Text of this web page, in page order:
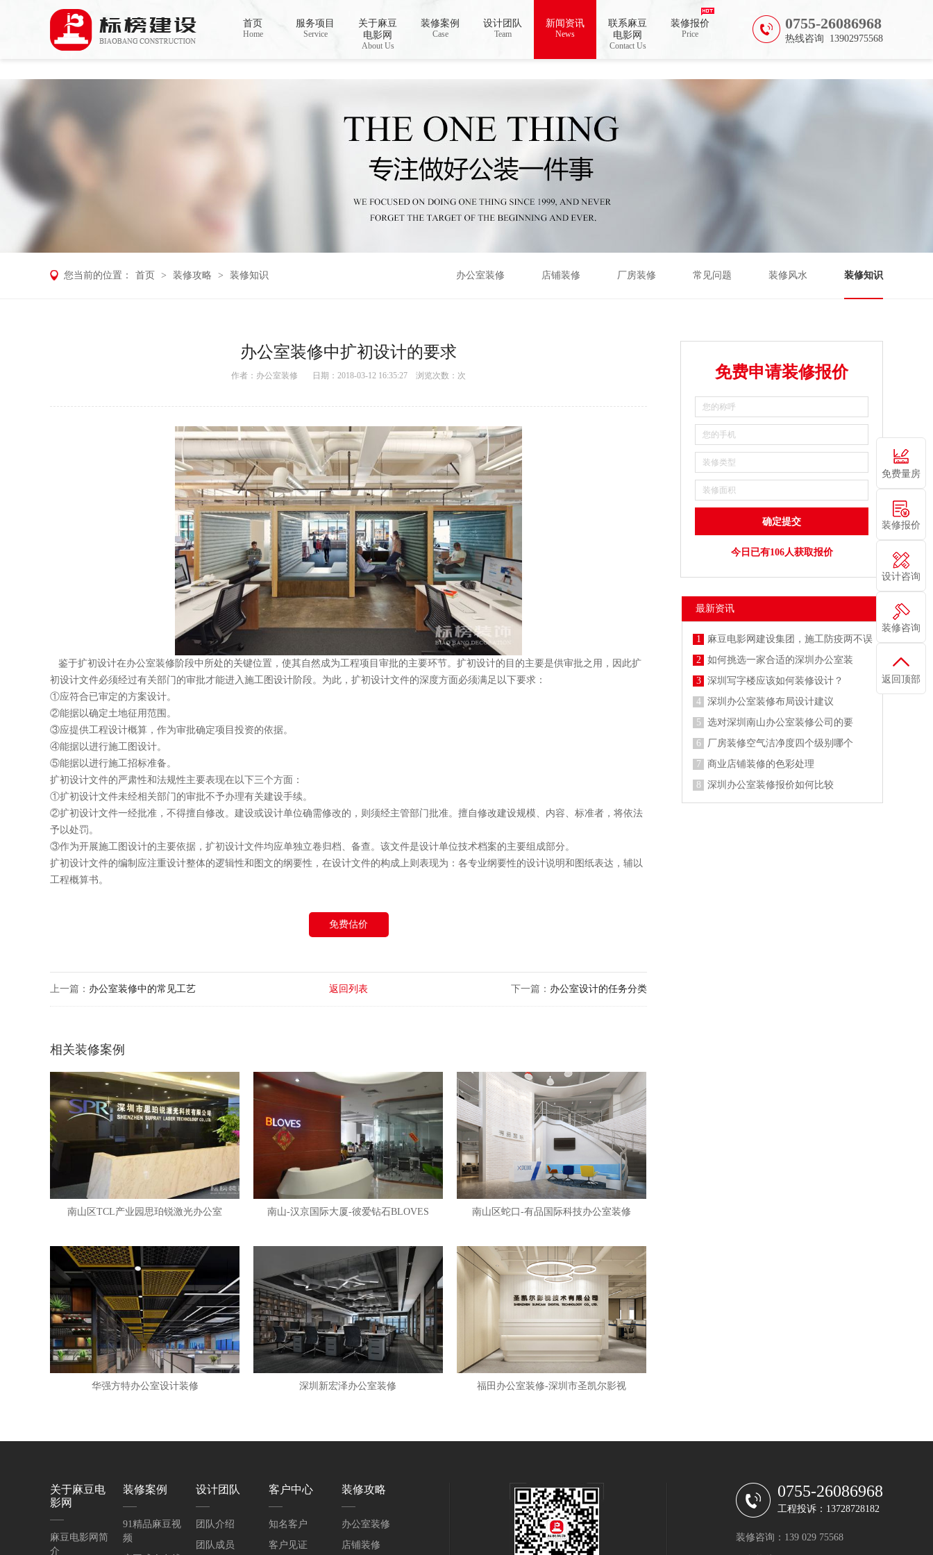
麻豆电影网,91精品麻豆视频,麻豆成人在线视频,国产AV无码乱码国产精品麻豆
0755-26086968
热线咨询 13902975568
首页
Home
服务项目
Service
关于麻豆
电影网
About Us
装修案例
Case
设计团队
Team
新闻资讯
News
联系麻豆
电影网
Contact Us
装修报价
Price
您当前的位置： 首页 > 装修攻略 > 装修知识 办公室装修 店铺装修 厂房装修 常见问题 装修风水 装修知识
办公室装修中扩初设计的要求
作者： 办公室装修 日期：2018-03-12 16:35:27 浏览次数： 次
鉴于扩初设计在办公室装修 阶段中所处的关键位置，使其自然成为工程项目审批的主要环节。扩初设计的目的主要是供审批之用，因此扩
初设计文件必须经过有关部门的审批才能进入施工图设计阶段。为此，扩初设计文件的深度方面必须满足以下要求：
①应符合已审定的方案设计。
②能据以确定土地征用范围。
③应提供工程设计概算，作为审批确定项目投资的依据。
④能据以进行施工图设计。
⑤能据以进行施工招标准备。
扩初设计文件的严肃性和法规性主要表现在以下三个方面：
①扩初设计文件未经相关部门的审批不予办理有关建设手续。
②扩初设计文件一经批准，不得擅自修改。建设或设计单位确需修改的，则须经主管部门批准。擅自修改建设规模、内容、标准者，将依法
予以处罚。
③作为开展施工图设计的主要依据，扩初设计文件均应单独立卷归档、备查。该文件是设计单位技术档案的主要组成部分。
扩初设计文件的编制应注重设计整体的逻辑性和图文的纲要性，在设计文件的构成上则表现为：各专业纲要性的设计说明和图纸表达，辅以
工程概算书。
免费估价
上一篇： 办公室装修中的常见工艺 下一篇： 办公室设计的任务分类
返回列表
相关装修案例
南山区TCL产业园思珀锐激光办公室 南山-汉京国际大厦-彼爱钻石BLOVES 南山区蛇口-有品国际科技办公室装修
华强方特办公室设计装修 深圳新宏泽办公室装修 福田办公室装修-深圳市圣凯尔影视
免费申请装修报价
今日已有106人获取报价
最新资讯
1
麻豆电影网建设集团，施工防疫两不误
2
如何挑选一家合适的深圳办公室装
3
深圳写字楼应该如何装修设计？
4
深圳办公室装修布局设计建议
5
选对深圳南山办公室装修公司的要
6
厂房装修空气洁净度四个级别哪个
7
商业店铺装修的色彩处理
8
深圳办公室装修报价如何比较
关于麻豆电
影网
麻豆电影网简
介
装修案例
91精品麻豆视
频
设计团队
团队介绍
团队成员
客户中心
知名客户
客户见证
装修攻略
办公室装修
店铺装修
0755-26086968
工程投诉：13728728182
装修咨询：139 029 75568
免费量房
装修报价
设计咨询
装修咨询
返回顶部